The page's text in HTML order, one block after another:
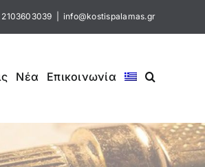
2103603039 info@kostispalamas.gr
Νέα Επικοινωνία